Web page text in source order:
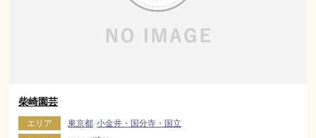
柴崎園芸
エリア 東京都 小金井・国分寺・国立